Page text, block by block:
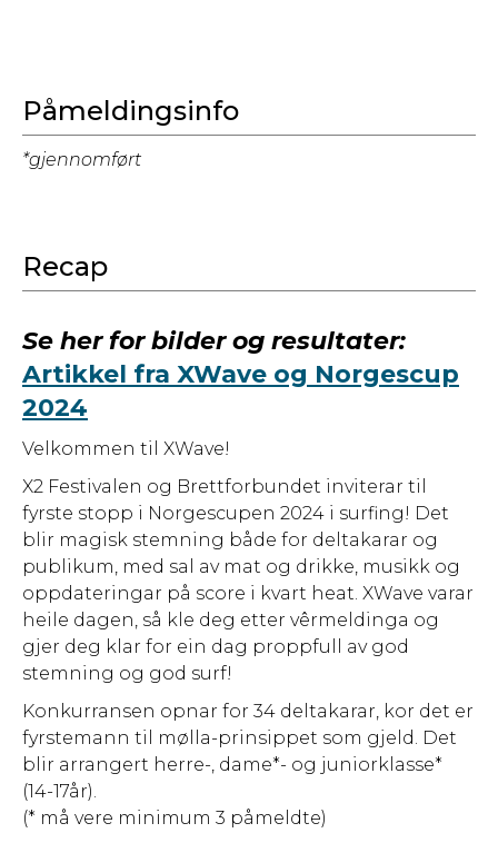
Påmeldingsinfo
*gjennomført
Recap
Se her for bilder og resultater:
Artikkel fra XWave og Norgescup
2024
Velkommen til XWave!
X2 Festivalen og Brettforbundet inviterar til
fyrste stopp i Norgescupen 2024 i surfing! Det
blir magisk stemning både for deltakarar og
publikum, med sal av mat og drikke, musikk og
oppdateringar på score i kvart heat. XWave varar
heile dagen, så kle deg etter vêrmeldinga og
gjer deg klar for ein dag proppfull av god
stemning og god surf!
Konkurransen opnar for 34 deltakarar, kor det er
fyrstemann til mølla-prinsippet som gjeld. Det
blir arrangert herre-, dame*- og juniorklasse*
(14-17år).
(* må vere minimum 3 påmeldte)